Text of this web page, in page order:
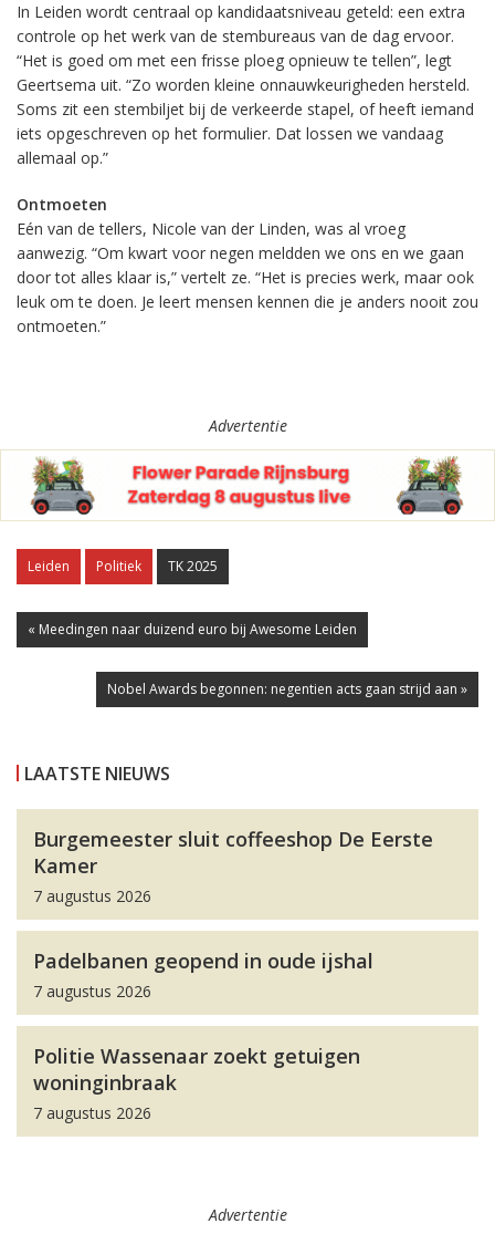
In Leiden wordt centraal op kandidaatsniveau geteld: een extra
controle op het werk van de stembureaus van de dag ervoor.
“Het is goed om met een frisse ploeg opnieuw te tellen”, legt
Geertsema uit. “Zo worden kleine onnauwkeurigheden hersteld.
Soms zit een stembiljet bij de verkeerde stapel, of heeft iemand
iets opgeschreven op het formulier. Dat lossen we vandaag
allemaal op.”
Ontmoeten
Eén van de tellers, Nicole van der Linden, was al vroeg
aanwezig. “Om kwart voor negen meldden we ons en we gaan
door tot alles klaar is,” vertelt ze. “Het is precies werk, maar ook
leuk om te doen. Je leert mensen kennen die je anders nooit zou
ontmoeten.”
Advertentie
Leiden Politiek TK 2025
« Meedingen naar duizend euro bij Awesome Leiden
Nobel Awards begonnen: negentien acts gaan strijd aan »
LAATSTE NIEUWS
Burgemeester sluit coffeeshop De Eerste
Kamer
7 augustus 2026
Padelbanen geopend in oude ijshal
7 augustus 2026
Politie Wassenaar zoekt getuigen
woninginbraak
7 augustus 2026
Advertentie